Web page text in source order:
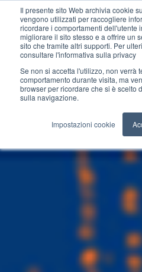
Il presente sito Web archivia cookie
vengono utilizzati per raccogliere
ricordare i comportamenti dell'utente
migliorare il sito stesso e a offrire un
sito che tramite altri supporti. Per
consultare l'informativa sulla privacy
Se non si accetta l'utilizzo, non verrà
comportamento durante visita, ma
browser per ricordare che si è scelto
sulla navigazione.
Impostazioni cookie